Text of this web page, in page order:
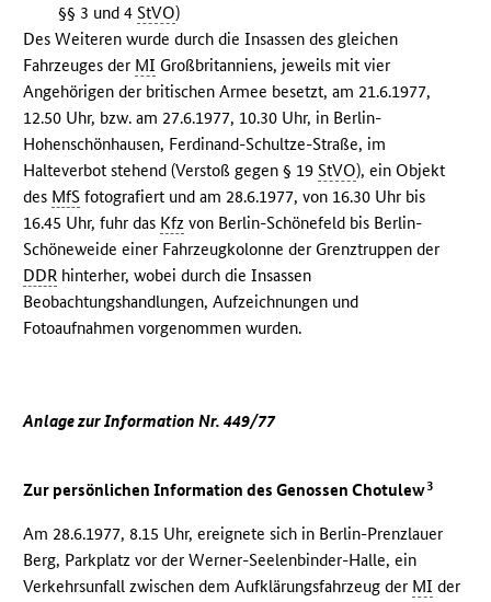
§§ 3 und 4StVO)
Des Weiteren wurde durch die Insassen des gleichen
Fahrzeuges der MI Großbritanniens, jeweils mit vier
Angehörigen der britischen Armee besetzt, am 21.6.1977,
12.50 Uhr, bzw. am 27.6.1977, 10.30 Uhr, in Berlin-
Hohenschönhausen, Ferdinand-Schultze-Straße, im
Halteverbot stehend (Verstoß gegen § 19StVO), ein Objekt
des MfS fotografiert und am 28.6.1977, von 16.30 Uhr bis
16.45 Uhr, fuhr das Kfz von Berlin-Schönefeld bis Berlin-
Schöneweide einer Fahrzeugkolonne der Grenztruppen der
DDR hinterher, wobei durch die Insassen
Beobachtungshandlungen, Aufzeichnungen und
Fotoaufnahmen vorgenommen wurden.
Anlage zur Information Nr. 449/77
Zur persönlichen Information des Genossen Chotulew3
Am 28.6.1977, 8.15 Uhr, ereignete sich in Berlin-Prenzlauer
Berg, Parkplatz vor der Werner-Seelenbinder-Halle, ein
Verkehrsunfall zwischen dem Aufklärungsfahrzeug der MI der